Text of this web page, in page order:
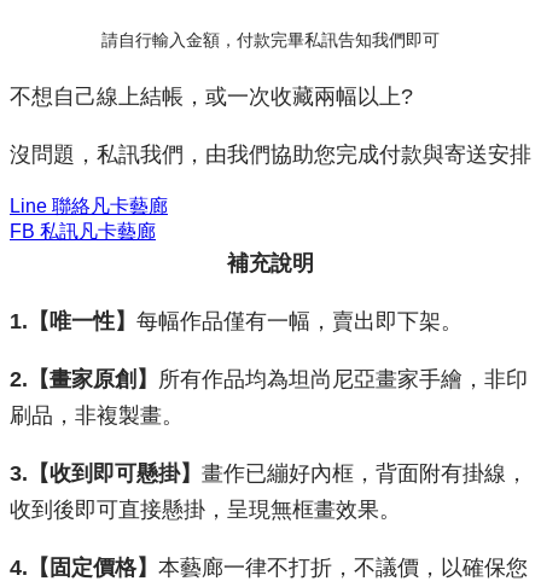
請自行輸入金額，付款完畢私訊告知我們即可
不想自己線上結帳，或一次收藏兩幅以上?
沒問題，私訊我們，由我們協助您完成付款與寄送安排
Line 聯絡凡卡藝廊
FB 私訊凡卡藝廊
補充說明
1.【唯一性】 每幅作品僅有一幅，賣出即下架。
2.【畫家原創】 所有作品均為坦尚尼亞畫家手繪，非印
刷品，非複製畫。
3.【收到即可懸掛】 畫作已繃好內框，背面附有掛線，
收到後即可直接懸掛，呈現無框畫效果。
​4.【固定價格】 本藝廊一律不打折，不議價，以確保您